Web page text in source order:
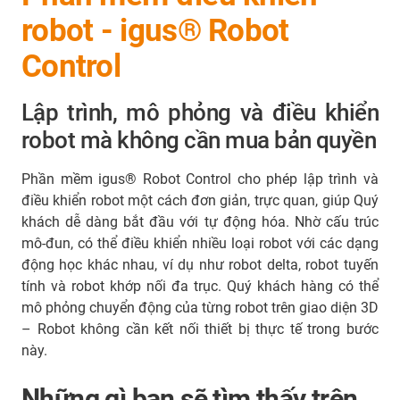
robot - igus® Robot
Control
Lập trình, mô phỏng và điều khiển
robot mà không cần mua bản quyền
Phần mềm igus® Robot Control cho phép lập trình và
điều khiển robot một cách đơn giản, trực quan, giúp Quý
khách dễ dàng bắt đầu với tự động hóa. Nhờ cấu trúc
mô-đun, có thể điều khiển nhiều loại robot với các dạng
động học khác nhau, ví dụ như robot delta, robot tuyến
tính và robot khớp nối đa trục. Quý khách hàng có thể
mô phỏng chuyển động của từng robot trên giao diện 3D
– Robot không cần kết nối thiết bị thực tế trong bước
này.